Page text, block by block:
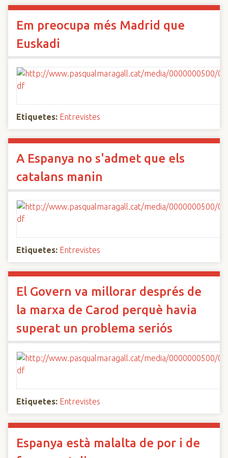
Em preocupa més Madrid que
Euskadi
Etiquetes: Entrevistes
A Espanya no s'admet que els
catalans manin
Etiquetes: Entrevistes
El Govern va millorar després de
la marxa de Carod perquè havia
superat un problema seriós
Etiquetes: Entrevistes
Espanya està malalta de por i de